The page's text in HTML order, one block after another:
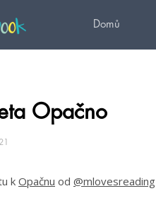
Domů
Opačno
k Opačnu od @mlovesreading